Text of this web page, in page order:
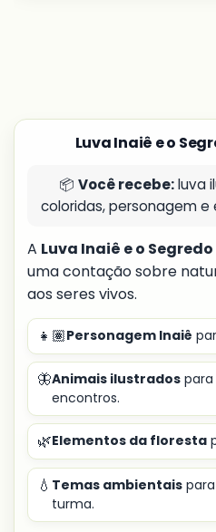
Luva Inaiê e o
📦 Você recebe:luva
coloridas, personagem
A Luva Inaiê e o
uma contação sobre
aos seres vivos.
👧🏽Personagem Inaiê
🦋Animais ilustrados
encontros.
🌿Elementos da floresta
💧 Temas ambientais
turma.